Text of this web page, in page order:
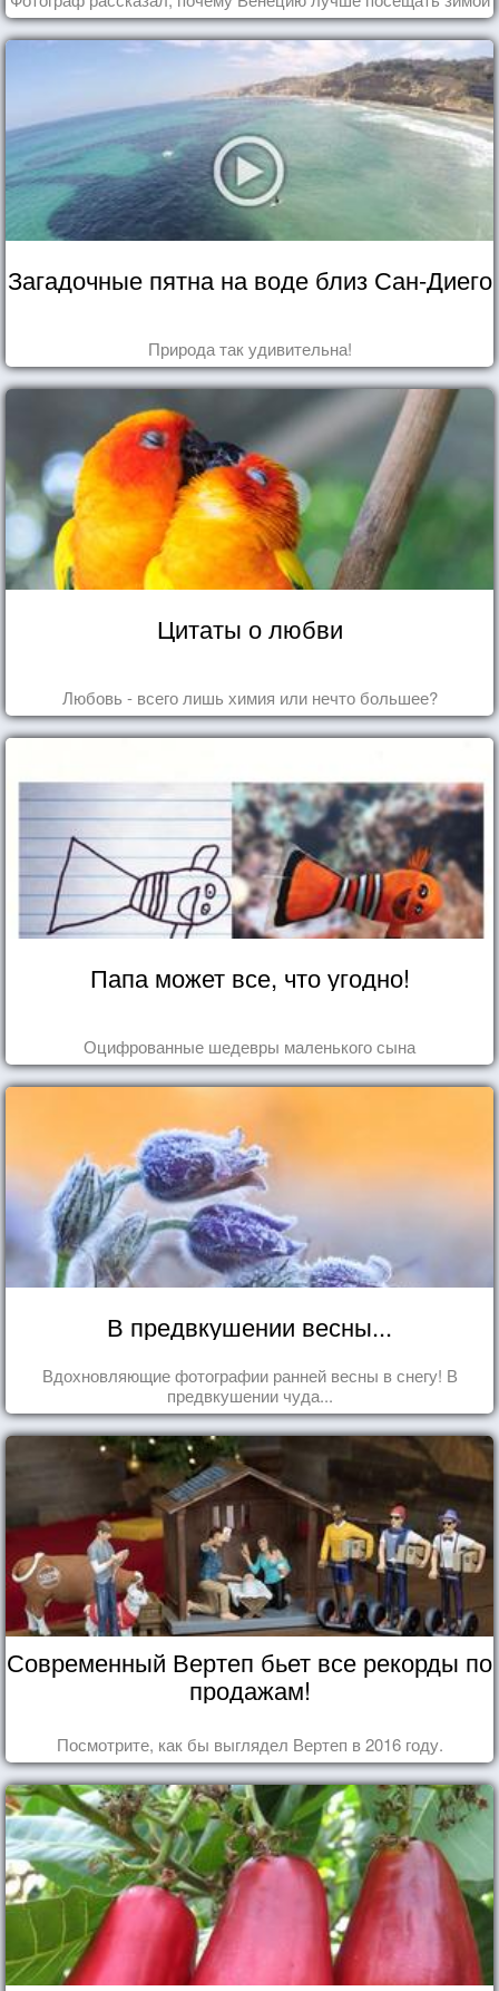
Загадочные пятна на воде близ Сан-Диего
Природа так удивительна!
Цитаты о любви
Любовь - всего лишь химия или нечто большее?
Папа может все, что угодно!
Оцифрованные шедевры маленького сына
В предвкушении весны...
Вдохновляющие фотографии ранней весны в снегу! В
предвкушении чуда...
Современный Вертеп бьет все рекорды по
продажам!
Посмотрите, как бы выглядел Вертеп в 2016 году.